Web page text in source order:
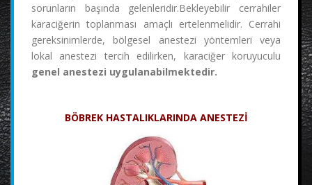
sorunların başında gelenleridir.Bekleyebilir cerrahiler
karaciğerin toplanması amaçlı ertelenmelidir. Cerrahi
gereksinimlerde, bölgesel anestezi yöntemleri veya
lokal anestezi tercih edilirken, karaciğer koruyuculu
genel anestezi uygulanabilmektedir.
BÖBREK HASTALIKLARINDA ANESTEZİ